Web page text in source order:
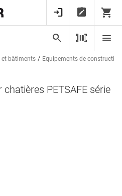
et bâtiments Equipements de construction
PETSAFE série